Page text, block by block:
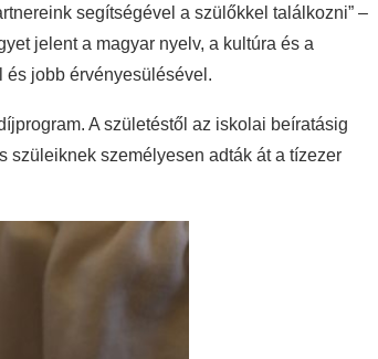
segítségével a szülőkkel találkozni” –
jelent a magyar nyelv, a kultúra és a
és jobb érvényesülésével.
A születéstől az iskolai beíratásig
szüleiknek személyesen adták át a tízezer